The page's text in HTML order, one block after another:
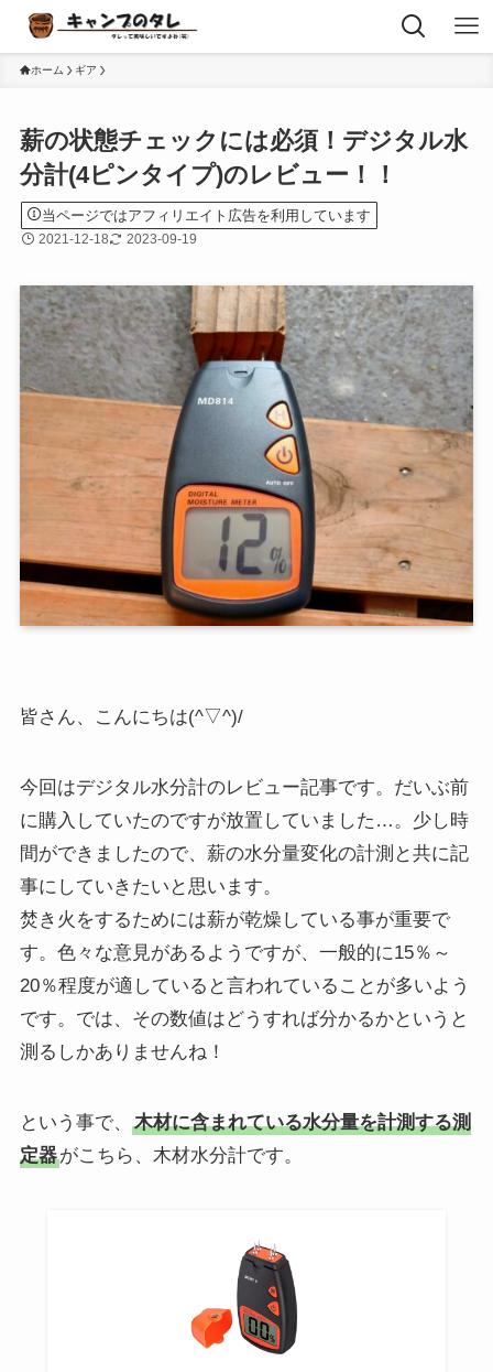
ホーム ギア
薪の状態チェックには必須！デジタル水
分計(4ピンタイプ)のレビュー！！
当ページではアフィリエイト広告を利用しています
2021-12-18 2023-09-19
皆さん、こんにちは(^▽^)/
今回はデジタル水分計のレビュー記事です。だいぶ前
に購入していたのですが放置していました…。少し時
間ができましたので、薪の水分量変化の計測と共に記
事にしていきたいと思います。
焚き火をするためには薪が乾燥している事が重要で
す。色々な意見があるようですが、一般的に15％～
20％程度が適していると言われていることが多いよう
です。では、その数値はどうすれば分かるかというと
測るしかありませんね！
という事で、
木材に含まれている水分量を計測する測
定器がこちら、木材水分計です。